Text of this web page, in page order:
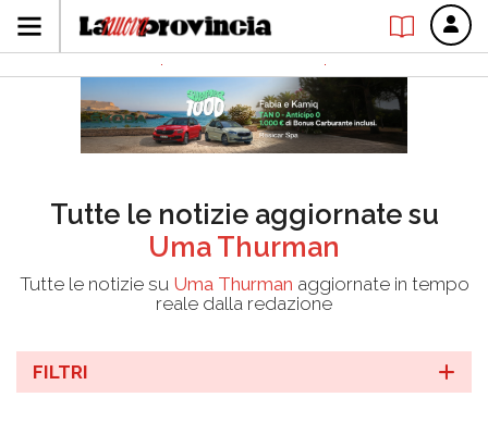
Tutte le notizie aggiornate su
Uma Thurman
Tutte le notizie su Uma Thurman aggiornate in tempo
reale dalla redazione
FILTRI